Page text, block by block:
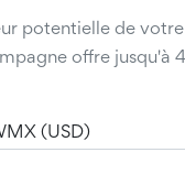
potentielle de
offre jusqu'à
(USD)